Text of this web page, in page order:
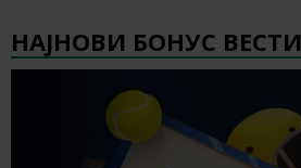
НАЈНОВИ БОНУС ВЕСТИ